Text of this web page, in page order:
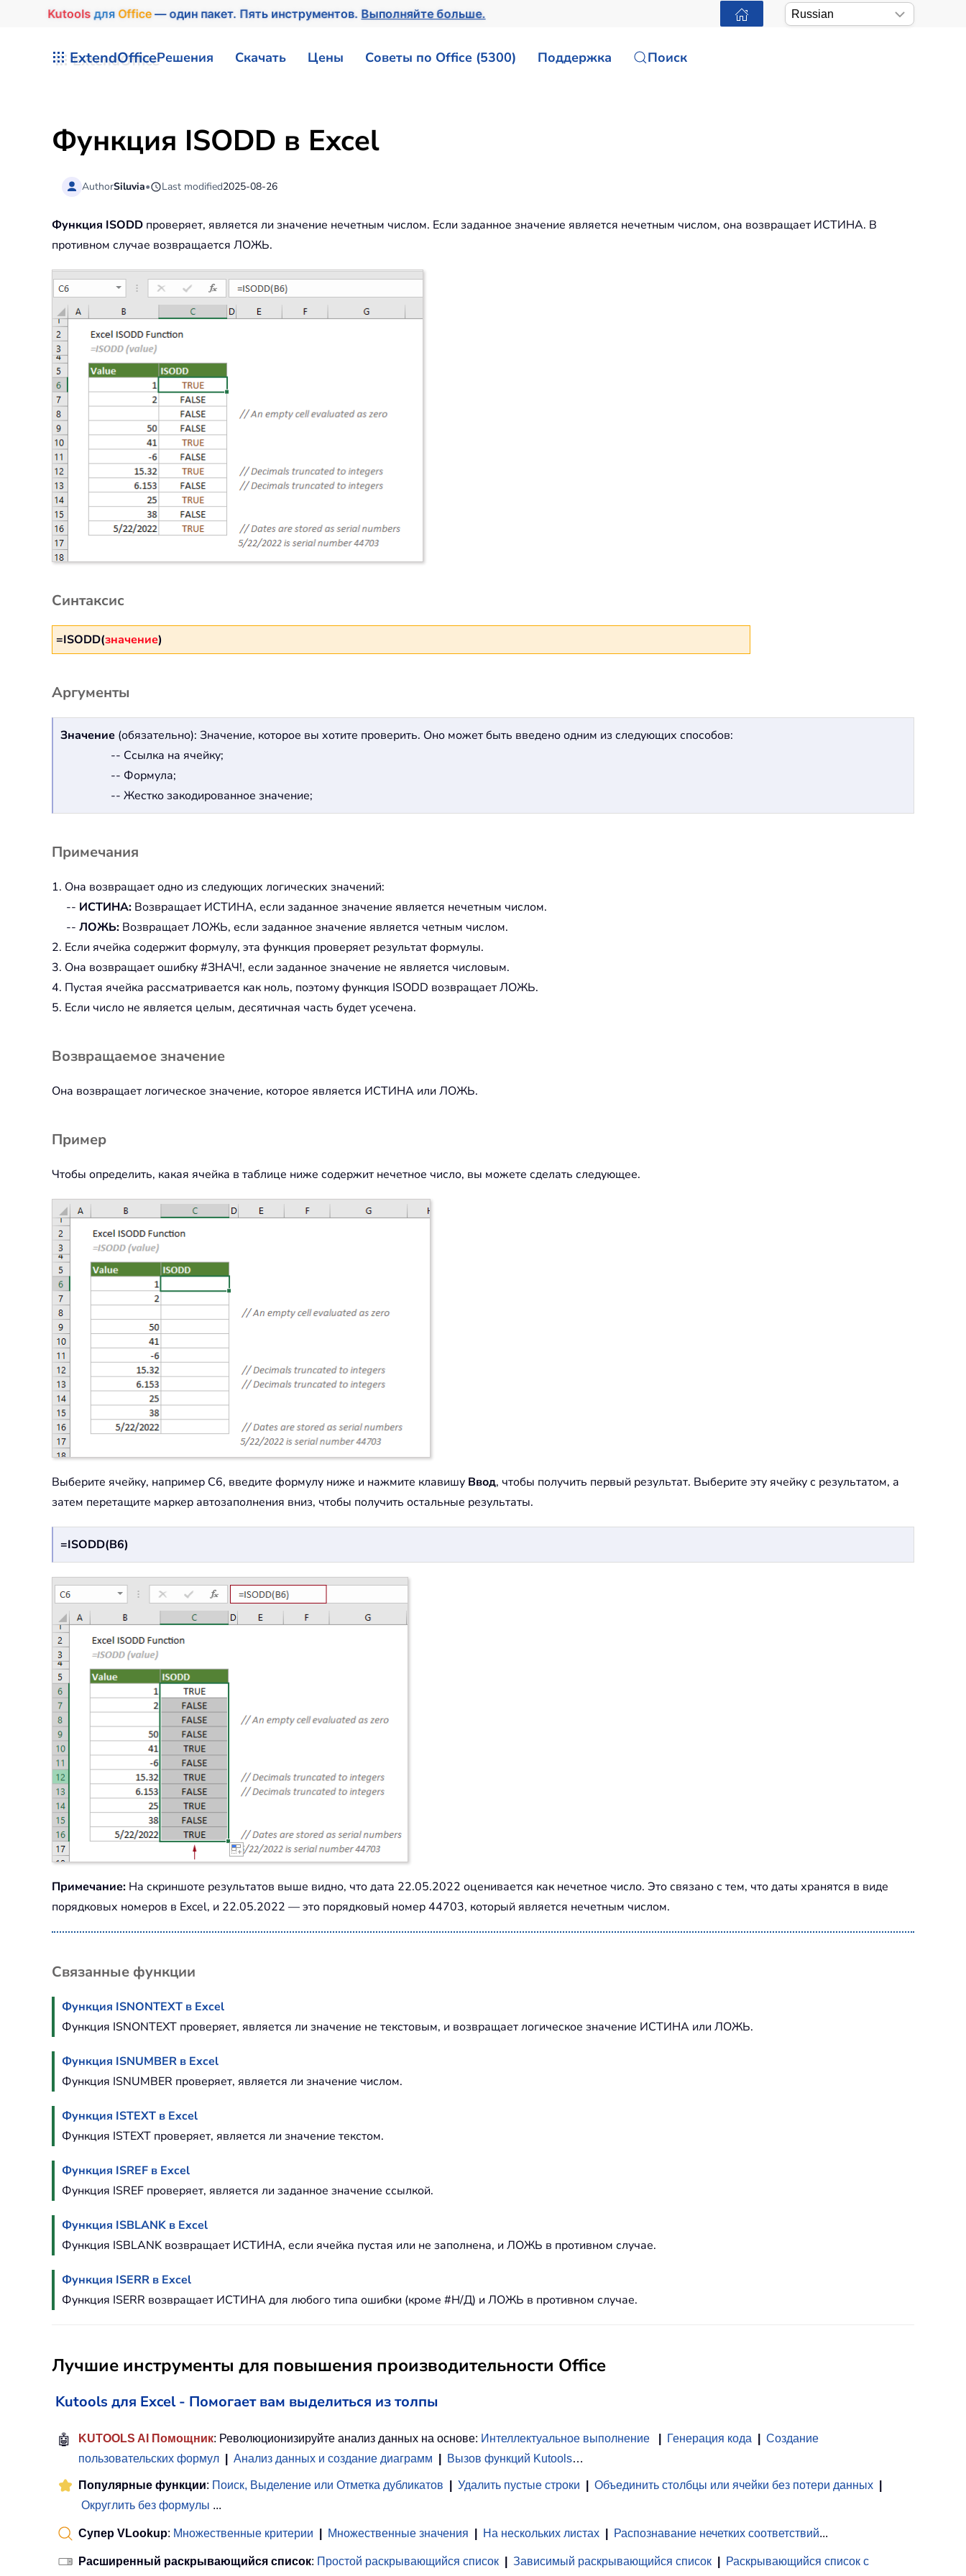
Kutools для Office— один пакет. Пять инструментов.Выполняйте больше.
ExtendOfficeРешения Скачать Цены Советы по Office (5300) Поддержка Поиск
Функция ISODD в Excel
AuthorSiluvia• Last modified2025-08-26
Функция ISODD проверяет, является ли значение нечетным числом. Если заданное значение является нечетным числом, она возвращает ИСТИНА. В
противном случае возвращается ЛОЖЬ.
Синтаксис
=ISODD(значение)
Аргументы
Значение (обязательно): Значение, которое вы хотите проверить. Оно может быть введено одним из следующих способов:
-- Ссылка на ячейку;
-- Формула;
-- Жестко закодированное значение;
Примечания
1. Она возвращает одно из следующих логических значений:
-- ИСТИНА: Возвращает ИСТИНА, если заданное значение является нечетным числом.
-- ЛОЖЬ: Возвращает ЛОЖЬ, если заданное значение является четным числом.
2. Если ячейка содержит формулу, эта функция проверяет результат формулы.
3. Она возвращает ошибку #ЗНАЧ!, если заданное значение не является числовым.
4. Пустая ячейка рассматривается как ноль, поэтому функция ISODD возвращает ЛОЖЬ.
5. Если число не является целым, десятичная часть будет усечена.
Возвращаемое значение
Она возвращает логическое значение, которое является ИСТИНА или ЛОЖЬ.
Пример
Чтобы определить, какая ячейка в таблице ниже содержит нечетное число, вы можете сделать следующее.
Выберите ячейку, например C6, введите формулу ниже и нажмите клавишу Ввод, чтобы получить первый результат. Выберите эту ячейку с результатом, а
затем перетащите маркер автозаполнения вниз, чтобы получить остальные результаты.
=ISODD(B6)
Примечание: На скриншоте результатов выше видно, что дата 22.05.2022 оценивается как нечетное число. Это связано с тем, что даты хранятся в виде
порядковых номеров в Excel, и 22.05.2022 — это порядковый номер 44703, который является нечетным числом.
Связанные функции
Функция ISNONTEXT в Excel
Функция ISNONTEXT проверяет, является ли значение не текстовым, и возвращает логическое значение ИСТИНА или ЛОЖЬ.
Функция ISNUMBER в Excel
Функция ISNUMBER проверяет, является ли значение числом.
Функция ISTEXT в Excel
Функция ISTEXT проверяет, является ли значение текстом.
Функция ISREF в Excel
Функция ISREF проверяет, является ли заданное значение ссылкой.
Функция ISBLANK в Excel
Функция ISBLANK возвращает ИСТИНА, если ячейка пустая или не заполнена, и ЛОЖЬ в противном случае.
Функция ISERR в Excel
Функция ISERR возвращает ИСТИНА для любого типа ошибки (кроме #Н/Д) и ЛОЖЬ в противном случае.
Лучшие инструменты для повышения производительности Office
Kutools для Excel - Помогает вам выделиться из толпы
🤖 KUTOOLS AI Помощник: Революционизируйте анализ данных на основе: Интеллектуальное выполнение Генерация кода
Создание
пользовательских формул
Анализ данных и создание диаграмм Вызов функций Kutools…
Популярные функции: Поиск, Выделение или Отметка дубликатов Удалить пустые строки Объединить столбцы или ячейки без потери данных
Округлить без формулы ...
Супер VLookup: Множественные критерии Множественные значения На нескольких листах Распознавание нечетких соответствий...
Расширенный раскрывающийся список: Простой раскрывающийся список Зависимый раскрывающийся список
Раскрывающийся список с